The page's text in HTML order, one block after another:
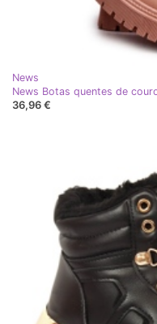
News
News Botas quentes de
36,96 €